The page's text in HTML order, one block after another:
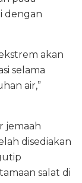
dengan
akan
selama
air,”
jemaah
disediakan
salat di